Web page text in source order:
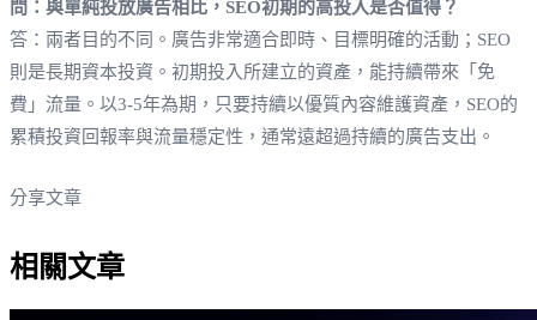
問：與單純投放廣告相比，SEO初期的高投入是否值得？
答：兩者目的不同。廣告非常適合即時、目標明確的活動；SEO
則是長期資本投資。初期投入所建立的資產，能持續帶來「免
費」流量。以3-5年為期，只要持續以優質內容維護資產，SEO的
累積投資回報率與流量穩定性，通常遠超過持續的廣告支出。
分享文章
相關文章